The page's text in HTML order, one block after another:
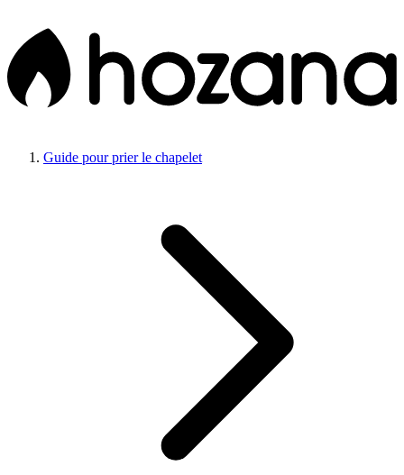
Guide pour prier le chapelet